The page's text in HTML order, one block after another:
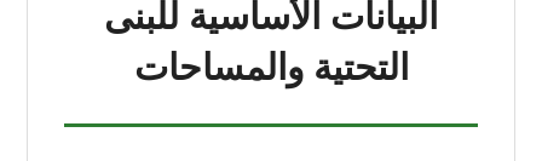
البيانات الأساسية للبنى
التحتية والمساحات